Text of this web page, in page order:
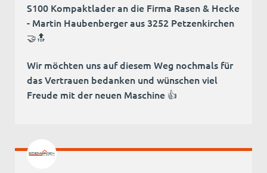
S100 Kompaktlader an die Firma Rasen & Hecke
- Martin Haubenberger aus 3252 Petzenkirchen
🤝🔝
Wir möchten uns auf diesem Weg nochmals für
das Vertrauen bedanken und wünschen viel
Freude mit der neuen Maschine 👍